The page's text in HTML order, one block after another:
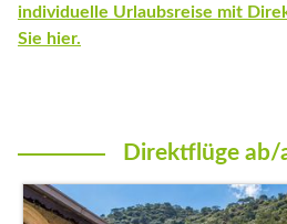
individuelle Urlaubsreise mit
Sie hier.
Direktflüge